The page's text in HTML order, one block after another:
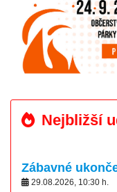
Nejbližší
Zábavné
29.08.2026, 10:30 h.